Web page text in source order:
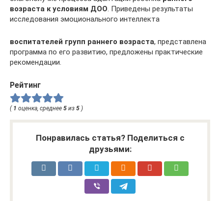
возраста к условиям ДОО. Приведены результаты
исследования эмоционального интеллекта
воспитателей групп раннего возраста, представлена
программа по его развитию, предложены практические
рекомендации.
Рейтинг
( 1 оценка, среднее 5 из 5 )
Понравилась статья? Поделиться с
друзьями: